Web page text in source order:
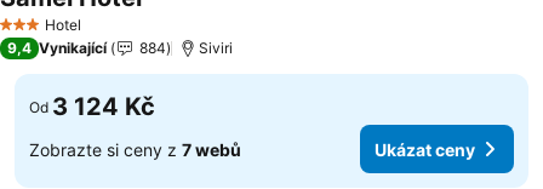
3 Počet hvězdiček
Hotel
Ukázat ceny
9,4 Vynikající 884 Siviri
Od 3 124 Kč
Zobrazte si ceny z 7 webů Ukázat ceny